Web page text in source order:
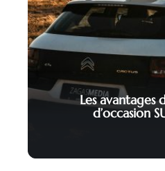
Les avantages
d’occasion